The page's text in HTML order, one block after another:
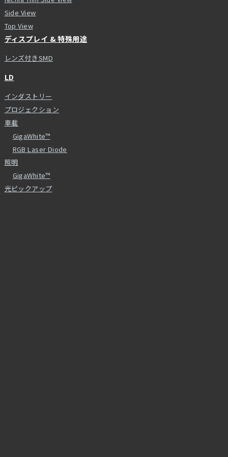
Side View
Top View
ディスプレイ & 特殊用途
レンズ付きSMD
LD
インダストリー
プロジェクション
車載
GigaWhite™
RGB Laser Diode
照明
GigaWhite™
光ピックアップ